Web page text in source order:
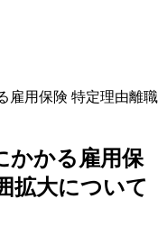
雇用保険 特定理由離職
かかる雇用保
拡大について